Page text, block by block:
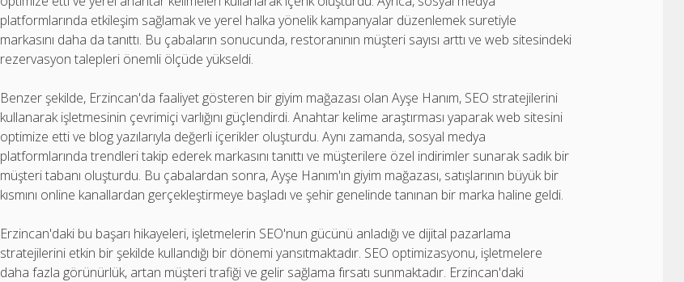
platformlarında etkileşim sağlamak ve yerel halka yönelik kampanyalar düzenlemek suretiyle
markasını daha da tanıttı. Bu çabaların sonucunda, restoranının müşteri sayısı arttı ve web sitesindeki
rezervasyon talepleri önemli ölçüde yükseldi.
Benzer şekilde, Erzincan'da faaliyet gösteren bir giyim mağazası olan Ayşe Hanım, SEO stratejilerini
kullanarak işletmesinin çevrimiçi varlığını güçlendirdi. Anahtar kelime araştırması yaparak web sitesini
optimize etti ve blog yazılarıyla değerli içerikler oluşturdu. Aynı zamanda, sosyal medya
platformlarında trendleri takip ederek markasını tanıttı ve müşterilere özel indirimler sunarak sadık bir
müşteri tabanı oluşturdu. Bu çabalardan sonra, Ayşe Hanım'ın giyim mağazası, satışlarının büyük bir
kısmını online kanallardan gerçekleştirmeye başladı ve şehir genelinde tanınan bir marka haline geldi.
Erzincan'daki bu başarı hikayeleri, işletmelerin SEO'nun gücünü anladığı ve dijital pazarlama
stratejilerini etkin bir şekilde kullandığı bir dönemi yansıtmaktadır. SEO optimizasyonu, işletmelere
daha fazla görünürlük, artan müşteri trafiği ve gelir sağlama fırsatı sunmaktadır. Erzincan'daki